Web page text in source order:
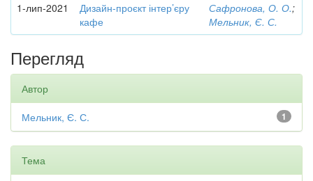
1-лип-2021
Дизайн-проєкт інтер’єру
кафе
Сафронова, О. О.;
Мельник, Є. С.
Перегляд
Автор
1
Мельник, Є. С.
Тема